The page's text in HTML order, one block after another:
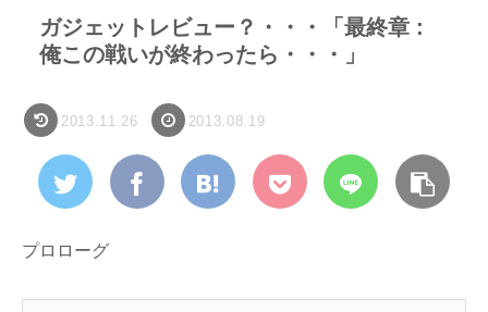
ガジェットレビュー？・・・「最終章 :
俺この戦いが終わったら・・・」
2013.11.26 2013.08.19
プロローグ